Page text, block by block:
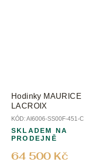
Hodinky MAURICE
LACROIX
KÓD:AI6006-SS00F-451-C
64 500 Kč
SKLADEM NA
PRODEJNĚ